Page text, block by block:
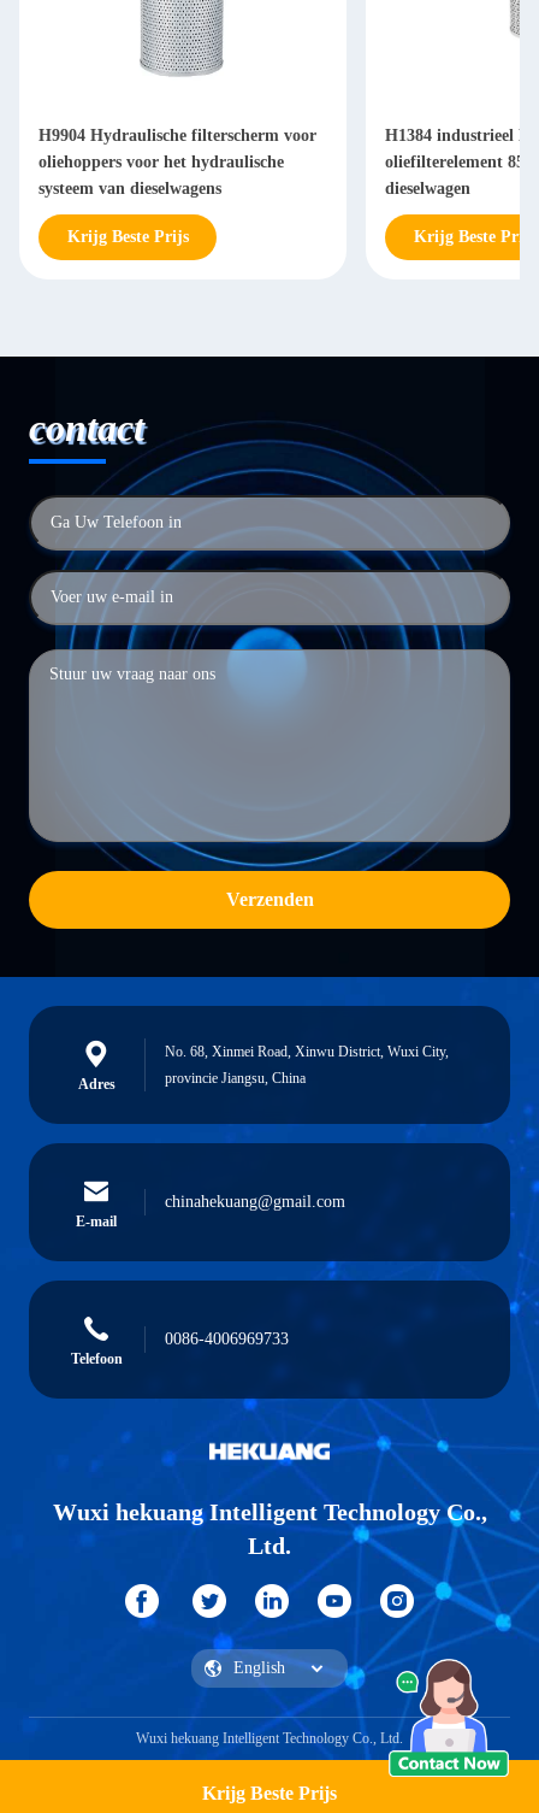
Krijg Beste Prijs
H9904 Hydraulische filterscherm voor
oliehoppers voor het hydraulische
systeem van dieselwagens
Krijg Beste Prijs
H1384 industrieel
oliefilterelement 85
dieselwagen
Krijg Beste Prijs
contact
Verzenden
Adres
No. 68, Xinmei Road, Xinwu District, Wuxi City,
provincie Jiangsu, China
E-mail
chinahekuang@gmail.com
Telefoon
0086-4006969733
Wuxi hekuang Intelligent Technology Co.,
Ltd.
Wuxi hekuang Intelligent Technology Co., Ltd.
Vraag een offerte aan